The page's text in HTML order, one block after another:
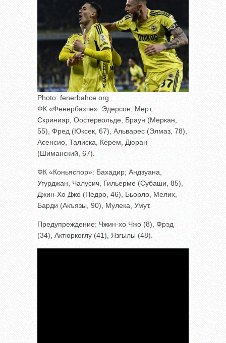
Photo: fenerbahce.org
ФК «Фенербахче»: Эдерсон; Мерт,
Скриниар, Оостервольде, Браун (Меркан,
55), Фред (Юксек, 67), Альварес (Элмаз, 78),
Асенсио, Талиска, Керем, Дюран
(Шиманский, 67).
ФК «Коньяспор»: Бахадир; Андзуана,
Угурджан, Чалусич, Гильерме (Субаши, 85),
Джин-Хо Джо (Педро, 46), Бьорло, Мелих,
Барди (Акъязы, 90), Мулека, Умут.
Предупреждение: Чжин-хо Чжо (8), Фрэд
(34), Актюркоглу (41), Язгылы (48).